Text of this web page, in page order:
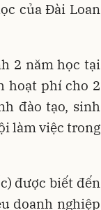
của Đài Loan
2 năm học tại
hoạt phí cho 2
đào tạo, sinh
làm việc trong
được biết đến
doanh nghiệp